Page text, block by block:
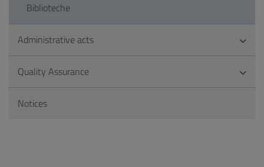
Biblioteche
Administrative acts
Quality Assurance
Notices